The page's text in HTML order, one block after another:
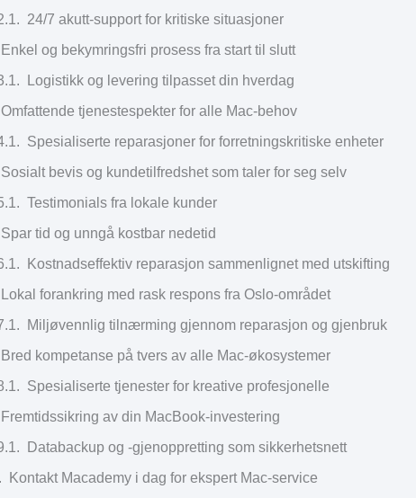
24/7 akutt-support for kritiske situasjoner
Enkel og bekymringsfri prosess fra start til slutt
Logistikk og levering tilpasset din hverdag
Omfattende tjenestespekter for alle Mac-behov
Spesialiserte reparasjoner for forretningskritiske enheter
Sosialt bevis og kundetilfredshet som taler for seg selv
Testimonials fra lokale kunder
Spar tid og unngå kostbar nedetid
Kostnadseffektiv reparasjon sammenlignet med utskifting
Lokal forankring med rask respons fra Oslo-området
Miljøvennlig tilnærming gjennom reparasjon og gjenbruk
Bred kompetanse på tvers av alle Mac-økosystemer
Spesialiserte tjenester for kreative profesjonelle
Fremtidssikring av din MacBook-investering
Databackup og -gjenoppretting som sikkerhetsnett
Kontakt Macademy i dag for ekspert Mac-service